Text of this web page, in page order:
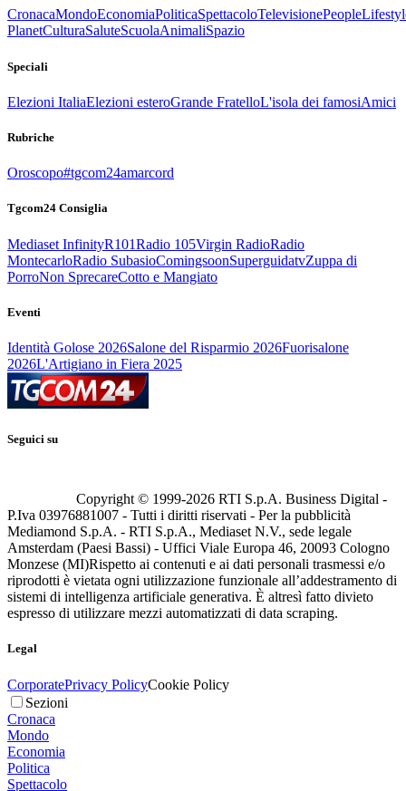
CronacaMondoEconomiaPoliticaSpettacoloTelevisionePeople
PlanetCulturaSaluteScuolaAnimaliSpazio
Speciali
Elezioni ItaliaElezioni esteroGrande FratelloL'isola dei famosiAmici
Rubriche
Oroscopo#tgcom24amarcord
Tgcom24 Consiglia
Mediaset InfinityR101Radio 105Virgin RadioRadio
MontecarloRadio SubasioComingsoonSuperguidatvZuppa di
PorroNon SprecareCotto e Mangiato
Eventi
Identità Golose 2026Salone del Risparmio 2026Fuorisalone
2026L'Artigiano in Fiera 2025
Seguici su
Copyright © 1999-2026 RTI S.p.A. Business Digital -
P.Iva 03976881007 - Tutti i diritti riservati - Per la pubblicità
Mediamond S.p.A. - RTI S.p.A., Mediaset N.V., sede legale
Amsterdam (Paesi Bassi) - Uffici Viale Europa 46, 20093 Cologno
Monzese (MI)Rispetto ai contenuti e ai dati personali trasmessi e/o
riprodotti è vietata ogni utilizzazione funzionale all’addestramento di
sistemi di intelligenza artificiale generativa. È altresì fatto divieto
espresso di utilizzare mezzi automatizzati di data scraping.
Legal
CorporatePrivacy PolicyCookie Policy
Sezioni
Cronaca
Mondo
Economia
Politica
Spettacolo